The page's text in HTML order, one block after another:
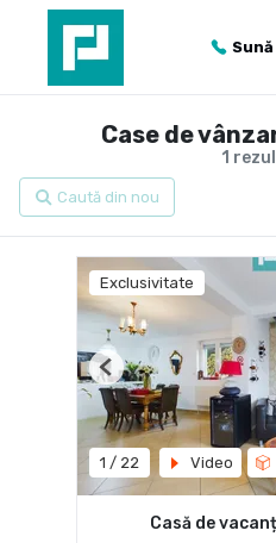
1
Case de
Caută din nou
Exclusivitate
1 / 22 Video
Previous
Casă de